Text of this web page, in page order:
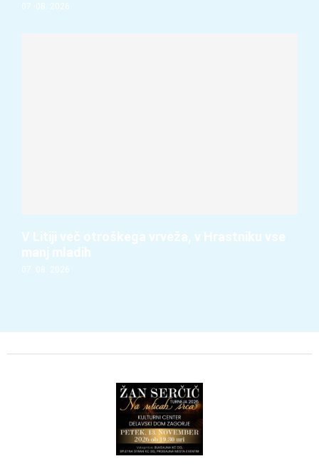
07. 08. 2026
V Litiji več otroškega vrveža, v Hrastniku vse
manj mladih
07. 08. 2026